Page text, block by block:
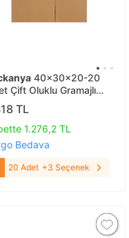
40x30x20-20
Çift Oluklu Gramajlı
20 Adet
TL
1.276,2 TL
Bedava
20 Adet +3 Seçenek